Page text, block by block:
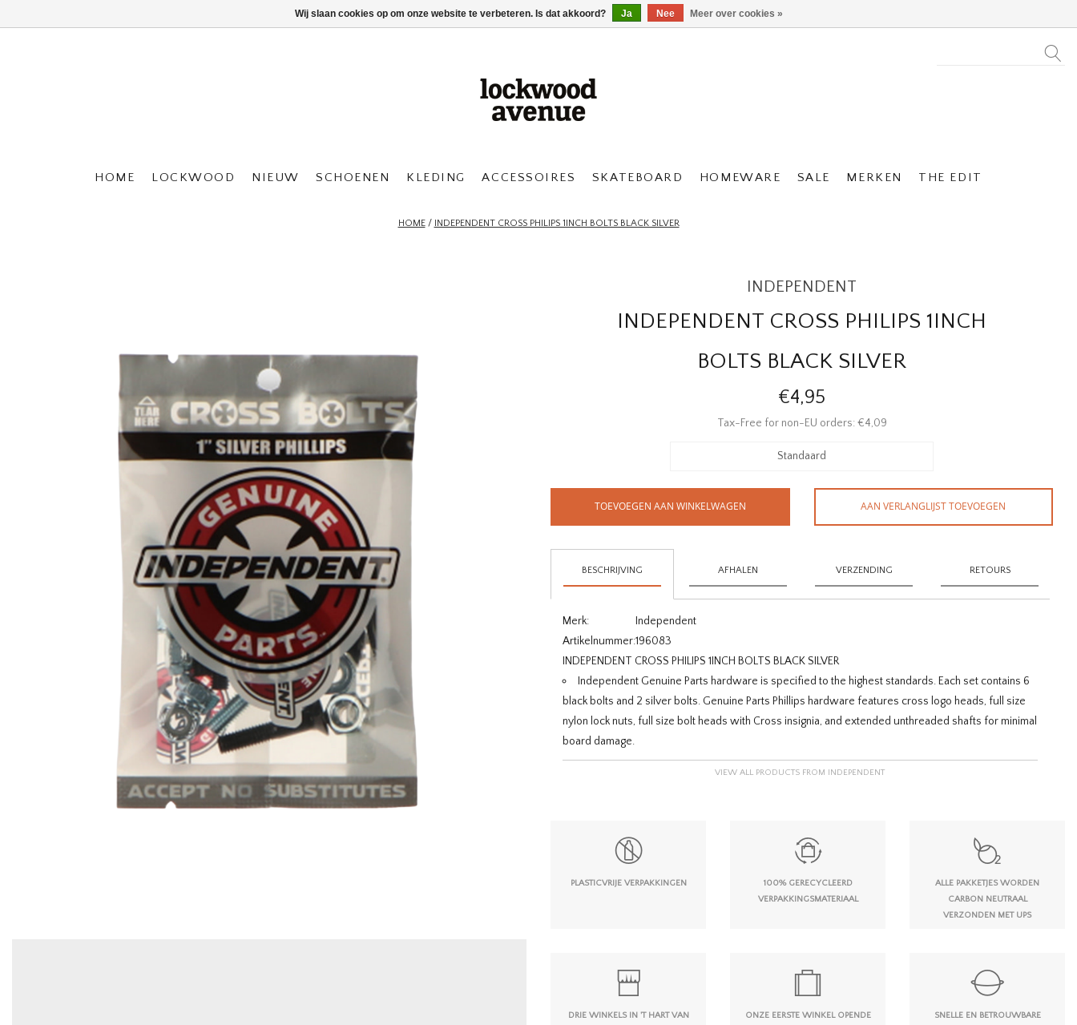
HOME LOCKWOOD NIEUW SCHOENEN KLEDING ACCESSOIRES SKATEBOARD HOMEWARE SALE MERKEN THE EDIT
HOME/ INDEPENDENT CROSS PHILIPS 1INCH BOLTS BLACK SILVER
INDEPENDENT
INDEPENDENT CROSS PHILIPS 1INCH
BOLTS BLACK SILVER
€4,95
Tax-Free for non-EU orders: €4,09
Standaard
TOEVOEGEN AAN WINKELWAGEN AAN VERLANGLIJST TOEVOEGEN
BESCHRIJVING AFHALEN VERZENDING RETOURS
Merk:
Independent
Artikelnummer:196083
INDEPENDENT CROSS PHILIPS 1INCH BOLTS BLACK SILVER
Independent Genuine Parts hardware is specified to the highest standards. Each set contains 6
black bolts and 2 silver bolts. Genuine Parts Phillips hardware features cross logo heads, full size
nylon lock nuts, full size bolt heads with Cross insignia, and extended unthreaded shafts for minimal
board damage.
VIEW ALL PRODUCTS FROM INDEPENDENT
PLASTICVRIJE VERPAKKINGEN
100% GERECYCLEERD
VERPAKKINGSMATERIAAL
ALLE PAKKETJES WORDEN
CARBON NEUTRAAL
VERZONDEN MET UPS
DRIE WINKELS IN 'T HART VAN
ONZE EERSTE WINKEL OPENDE
SNELLE EN BETROUWBARE
Wij slaan cookies op om onze website te verbeteren. Is dat akkoord? Ja Nee Meer over cookies »